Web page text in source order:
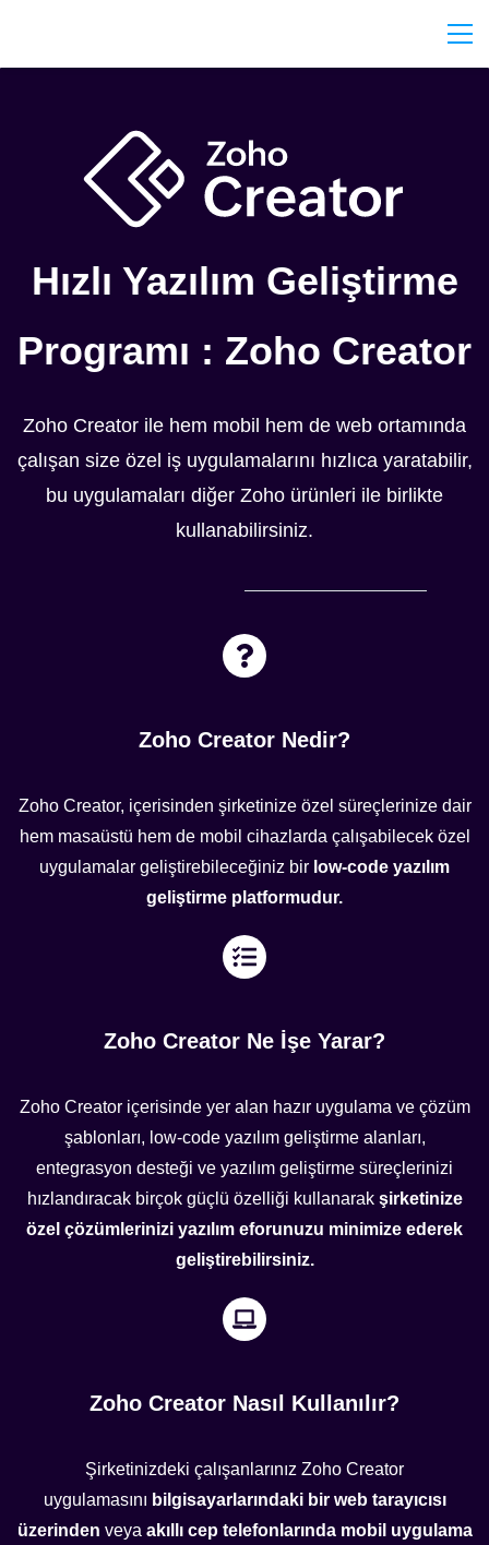
Hızlı Yazılım Geliştirme
Programı : Zoho Creator
Zoho Creator ile hem mobil hem de web ortamında
çalışan size özel iş uygulamalarını hızlıca yaratabilir,
bu uygulamaları diğer Zoho ürünleri ile birlikte
kullanabilirsiniz.
Zoho Creator Nedir?
Zoho Creator, içerisinden şirketinize özel süreçlerinize dair
hem masaüstü hem de mobil cihazlarda çalışabilecek özel
uygulamalar geliştirebileceğiniz bir low-code yazılım
geliştirme platformudur.
Zoho Creator Ne İşe Yarar?
Zoho Creator içerisinde yer alan hazır uygulama ve çözüm
şablonları, low-code yazılım geliştirme alanları,
entegrasyon desteği ve yazılım geliştirme süreçlerinizi
hızlandıracak birçok güçlü özelliği kullanarak şirketinize
özel çözümlerinizi yazılım eforunuzu minimize ederek
geliştirebilirsiniz.
Zoho Creator Nasıl Kullanılır?
Şirketinizdeki çalışanlarınız Zoho Creator
uygulamasını bilgisayarlarındaki bir web tarayıcısı
üzerinden veya akıllı cep telefonlarında mobil uygulama